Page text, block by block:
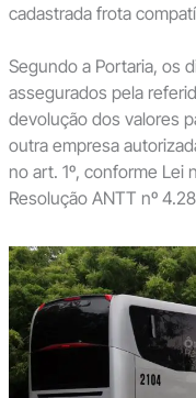
cadastrada frota
Segundo a Portaria, os
assegurados pela
devolução dos valores
outra empresa
no art. 1º, conforme Lei
Resolução ANTT nº